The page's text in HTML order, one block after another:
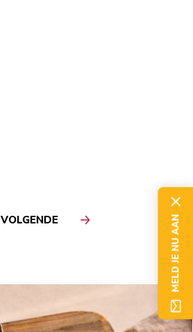
VOLGENDE MELD JE NU AAN